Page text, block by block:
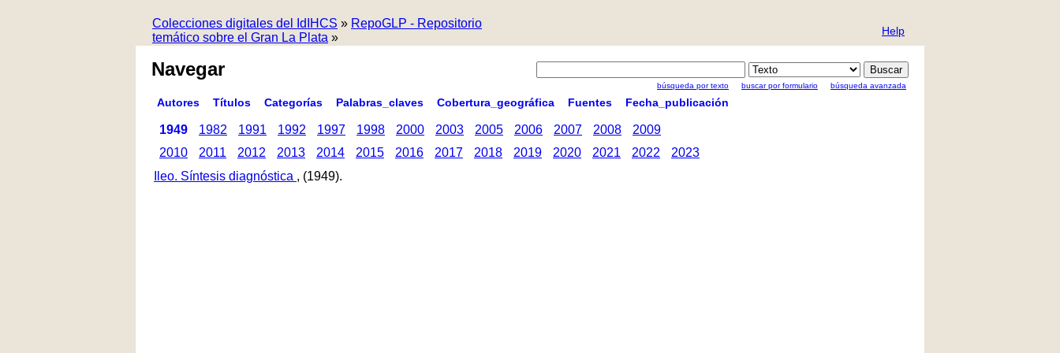
Colecciones digitales del IdIHCS » RepoGLP - Repositorio
temático sobre el Gran La Plata » Help
Navegar
búsqueda por texto buscar por formulario búsqueda avanzada
Autores Títulos Categorías Palabras_claves Cobertura_geográfica Fuentes Fecha_publicación
1949 1982 1991 1992 1997 1998 2000 2003 2005 2006 2007 2008
2009
2010
2011 2012 2013 2014 2015 2016 2017 2018 2019 2020 2021 2022
2023
Ileo. Síntesis diagnóstica , (1949).